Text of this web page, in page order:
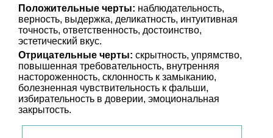
Положительные черты: наблюдательность,
верность, выдержка, деликатность, интуитивная
точность, ответственность, достоинство,
эстетический вкус.
Отрицательные черты: скрытность, упрямство,
повышенная требовательность, внутренняя
настороженность, склонность к замыканию,
болезненная чувствительность к фальши,
избирательность в доверии, эмоциональная
закрытость.